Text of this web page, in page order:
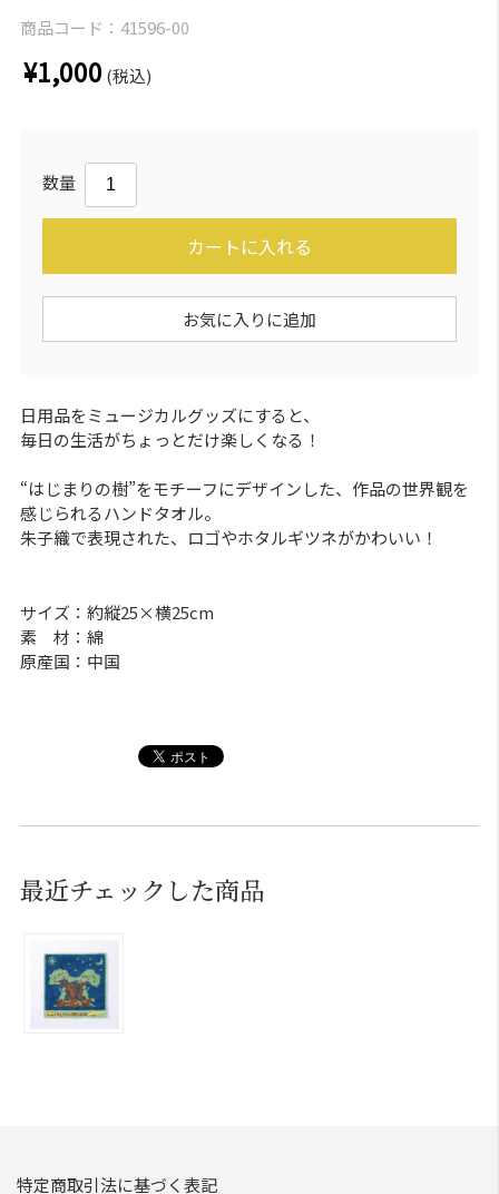
商品コード： 41596-00
¥1,000 (税込)
数量
カートに入れる
お気に入りに追加
日用品をミュージカルグッズにすると、
毎日の生活がちょっとだけ楽しくなる！
“はじまりの樹”をモチーフにデザインした、作品の世界観を
感じられるハンドタオル。
朱子織で表現された、ロゴやホタルギツネがかわいい！
サイズ：約縦25×横25cm
素 材：綿
原産国：中国
最近チェックした商品
特定商取引法に基づく表記